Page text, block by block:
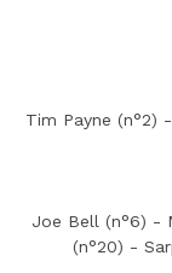
Tim Payne (n°2)
Joe Bell (n°6) -
(n°20) -